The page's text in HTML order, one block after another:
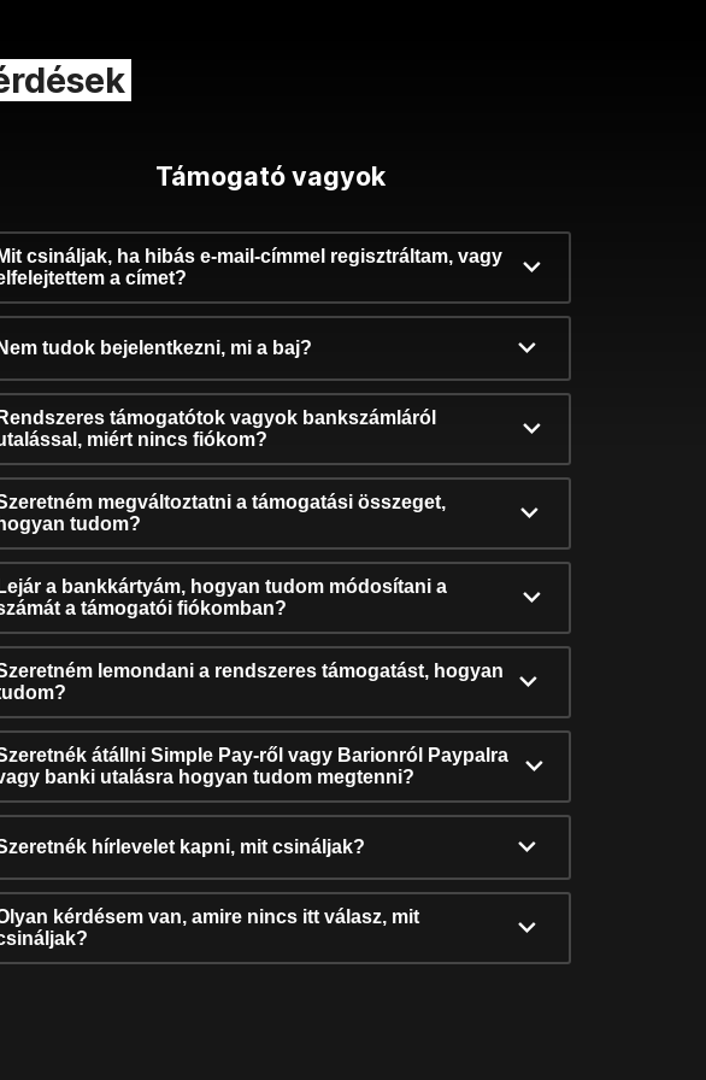
Támogató vagyok
Mit csináljak, ha hibás e-mail-címmel regisztráltam, vagy
a címet?
Nem tudok bejelentkezni, mi a baj?
Rendszeres támogatótok vagyok bankszámláról
miért nincs fiókom?
megváltoztatni a támogatási összeget,
hogyan tudom?
Lejár a bankkártyám, hogyan tudom módosítani a
a támogatói fiókomban?
lemondani a rendszeres támogatást, hogyan
átállni Simple Pay-ről vagy Barionról Paypalra
banki utalásra hogyan tudom megtenni?
hírlevelet kapni, mit csináljak?
kérdésem van, amire nincs itt válasz, mit